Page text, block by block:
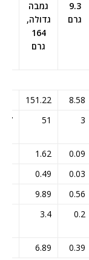
9.3
גרם
גמבה
גדולה,
164
גרם
8.58
151.22
3
51
37
0.09
1.62
0.03
0.49
0.56
9.89
0.2
3.4
0.39
6.89